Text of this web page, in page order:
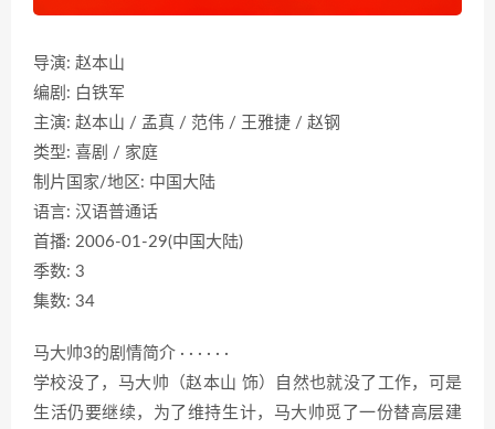
导演: 赵本山
编剧: 白铁军
主演: 赵本山 / 孟真 / 范伟 / 王雅捷 / 赵钢
类型: 喜剧 / 家庭
制片国家/地区: 中国大陆
语言: 汉语普通话
首播: 2006-01-29(中国大陆)
季数: 3
集数: 34
马大帅3的剧情简介 · · · · · ·
学校没了，马大帅（赵本山 饰）自然也就没了工作，可是
生活仍要继续，为了维持生计，马大帅觅了一份替高层建